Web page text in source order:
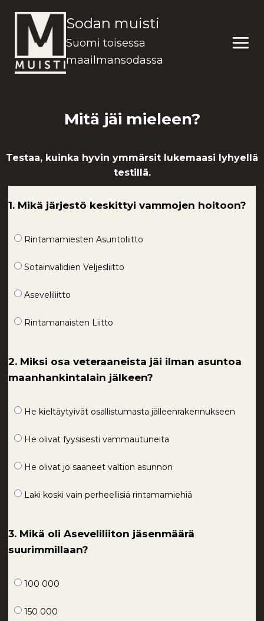
sisältöön
Sodan muisti
Suomi toisessa
maailmansodassa
Mitä jäi mieleen?
Testaa, kuinka hyvin ymmärsit lukemaasi lyhyellä
testillä.
1. Mikä järjestö keskittyi vammojen hoitoon?
Rintamamiesten Asuntoliitto
Sotainvalidien Veljesliitto
Aseveliliitto
Rintamanaisten Liitto
2. Miksi osa veteraaneista jäi ilman asuntoa
maanhankintalain jälkeen?
He kieltäytyivät osallistumasta jälleenrakennukseen
He olivat fyysisesti vammautuneita
He olivat jo saaneet valtion asunnon
Laki koski vain perheellisiä rintamamiehiä
3. Mikä oli Aseveliliiton jäsenmäärä
suurimmillaan?
100 000
150 000